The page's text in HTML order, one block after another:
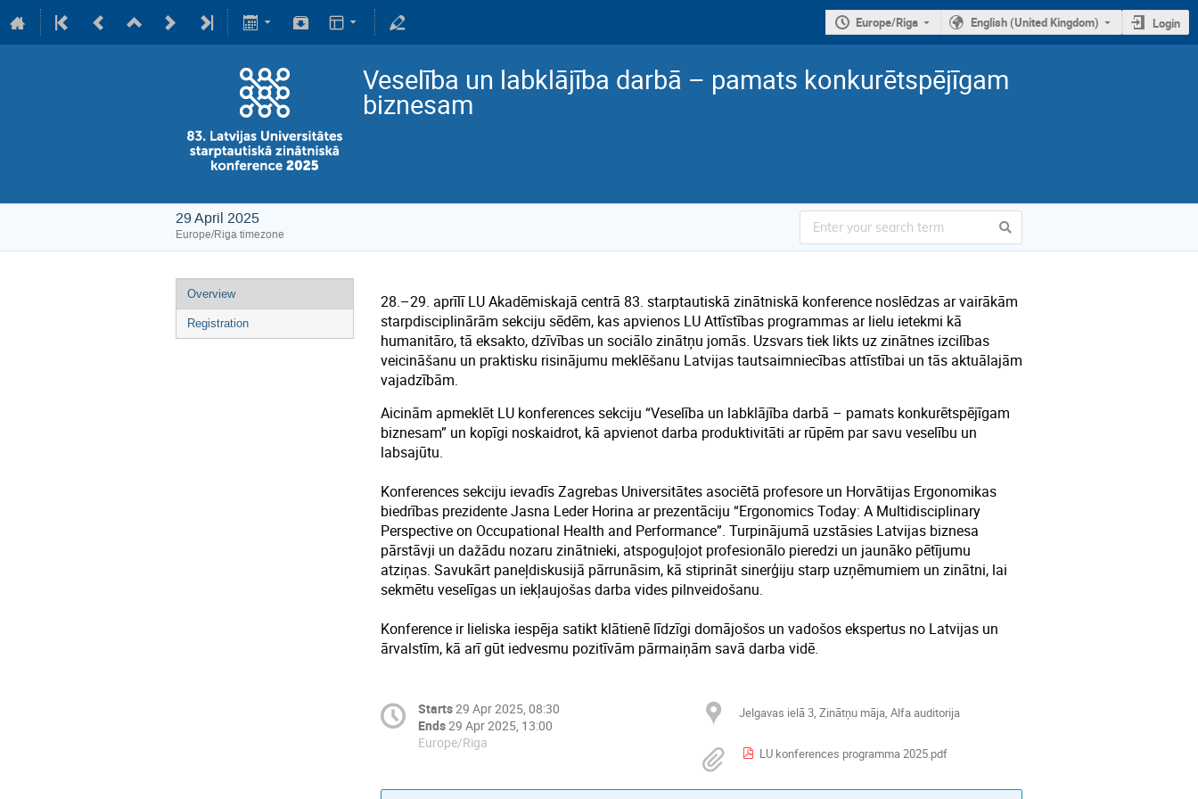
Europe/Riga English (United Kingdom) Login
Veselība un labklājība darbā – pamats konkurētspējīgam
biznesam
29 April 2025
Europe/Riga timezone
Overview
Registration
28.–29. aprīlī LU Akadēmiskajā centrā 83. starptautiskā zinātniskā konference noslēdzas ar vairākām
starpdisciplinārām sekciju sēdēm, kas apvienos LU Attīstības programmas ar lielu ietekmi kā
humanitāro, tā eksakto, dzīvības un sociālo zinātņu jomās. Uzsvars tiek likts uz zinātnes izcilības
veicināšanu un praktisku risinājumu meklēšanu Latvijas tautsaimniecības attīstībai un tās aktuālajām
vajadzībām.
Aicinām apmeklēt LU konferences sekciju “Veselība un labklājība darbā – pamats konkurētspējīgam
biznesam” un kopīgi noskaidrot, kā apvienot darba produktivitāti ar rūpēm par savu veselību un
labsajūtu.
Konferences sekciju ievadīs Zagrebas Universitātes asociētā profesore un Horvātijas Ergonomikas
biedrības prezidente Jasna Leder Horina ar prezentāciju “Ergonomics Today: A Multidisciplinary
Perspective on Occupational Health and Performance”. Turpinājumā uzstāsies Latvijas biznesa
pārstāvji un dažādu nozaru zinātnieki, atspoguļojot profesionālo pieredzi un jaunāko pētījumu
atziņas. Savukārt paneļdiskusijā pārrunāsim, kā stiprināt sinerģiju starp uzņēmumiem un zinātni, lai
sekmētu veselīgas un iekļaujošas darba vides pilnveidošanu.
Konference ir lieliska iespēja satikt klātienē līdzīgi domājošos un vadošos ekspertus no Latvijas un
ārvalstīm, kā arī gūt iedvesmu pozitīvām pārmaiņām savā darba vidē.
Starts29 Apr 2025, 08:30
Ends29 Apr 2025, 13:00
Europe/Riga
Jelgavas ielā 3, Zinātņu māja, Alfa auditorija
LU konferences programma 2025.pdf